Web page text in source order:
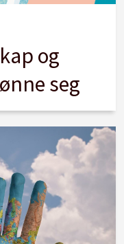
og
seg